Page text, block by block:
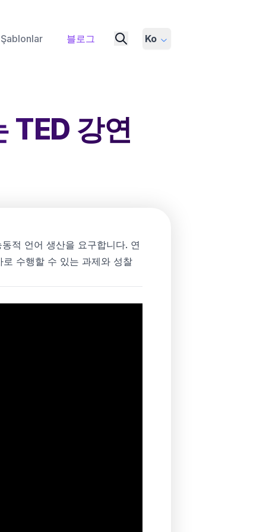
Şablonlar 블로그 Ko
TED 강연
적 언어 생산을 요구합니다. 연
수행할 수 있는 과제와 성찰